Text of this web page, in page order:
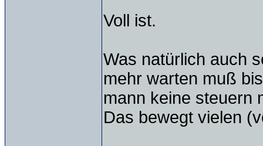
Voll ist.
Was natürlich auch
mehr warten muß
mann keine steuern
Das bewegt vielen